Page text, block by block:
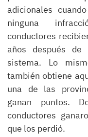
adicionales
ninguna
conductores
años después
sistema. Lo
también obtiene
una de las
ganan puntos.
conductores
que los perdió.